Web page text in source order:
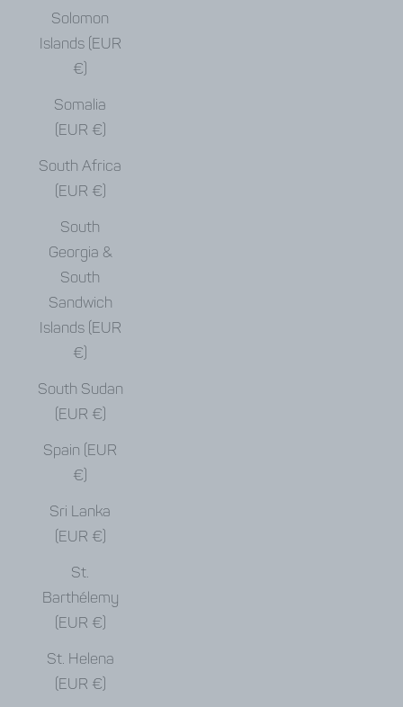
Solomon
Islands (EUR
€)
Somalia
(EUR €)
South Africa
(EUR €)
South
Georgia &
South
Sandwich
Islands (EUR
€)
South Sudan
(EUR €)
Spain (EUR
€)
Sri Lanka
(EUR €)
St.
Barthélemy
(EUR €)
St. Helena
(EUR €)